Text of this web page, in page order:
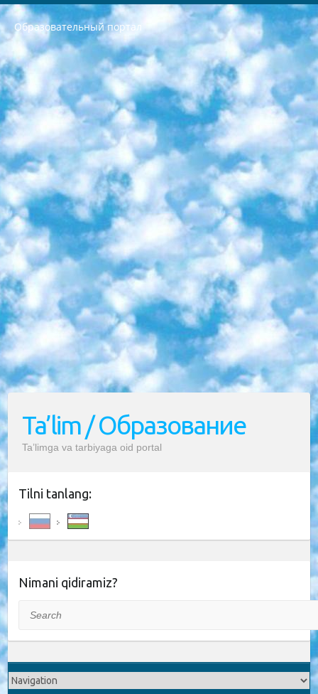
Образовательный портал
РЕСПУБЛИКА УЗБЕКИСТАН МИНИСТРЕРСТВО ДОШКОЛЬНОГО И ШКОЛЬНОГО ОБРАЗОВАНИЯ КОМАНДА в общеобразовательных учреждениях в 2023-2024 учебном году организация и проведение итоговой государственной аттестации обучающихся о Министра дошкольного и школьного образования Республики Узбекистан от 4 марта 2008 года (постановлением Минюста от 20 марта 2008 года № 1778 государственной регистрации) «Итоговое состояние учащихся общего среднего образования на основании положения об утверждении положения об аттестации общего среднего образования выпускной экзамен студентов в образовательных учреждениях в 2023-2024 учебном году В целях организации и прохождения аттестации приказываю: 1. Следующее: перечень предметов, по которым будет проводиться итоговая государственная аттестация и экзамен формы перевода согласно приложению 1; сертификаты международного образца, оценивающие уровень владения иностранными языками перечень согласно приложению 2; 2. Педагогический при специализированных образовательных учреждениях. научно-практический центр квалификации и международной оценки (Д.Давидова) 2024 г. До 25 марта: задания по предметам, по которым будет проводиться итоговая аттестация разработка и утверждение технических условий; итоговая аттестация на основании разработанного предметного задания разработка вопросов по предметам (устно и письменно), экзамен передача; общеобразовательные средние школы и специальные учебные заведения учащиеся выпускных классов школ и интернатов в агентской системе подготовка базы данных экзаменационных материалов и критериев оценки; перевод базы экзаменационных материалов на все языки обучения подать в Республиканский образовательный центр для изготовления; варианты экзаменов на основе разработанных контрольных материалов пусть будут поставлены задачи формирования. 3. Республиканский образовательный центр (Ш.Худайкулов) до 5 апреля 2024 года. до: база данных предоставленных экзаменационных материалов на все языки обучения перевод и экспертиза; для слепых, слабовидящих, глухих, слабослышащих и умственно отсталых детей учащиеся выпускных классов специализированных школ и школ-интернатов база данных экзаменационных материалов на всех преподаваемых языках подготовка критериев оценки; специализированные школы для умственно отсталых детей и технологии для учащихся выпускных классов школ-интернатов разработка соответствующих рекомендаций и критериев проведения ЕГЭ по естествознанию давать задания. 4. Педагогический при специализированных образовательных учреждениях. Научно-практический центр навыков и международной оценки (Д.Давидова), Республика образовательный центр (Худайкулов Ш.) итоговый государственный аттестационный экзамен ориентирован на творческое и логическое мышление при подготовке базы материалов учитывать введение заданий. 5. Следует отметить, что: сертификат государственного образца о знании общеобразовательного предмета и как минимум национальный уровень B1 по предметам на иностранных языках, указанным в Приложении 2. или международно признанный сертификат эквивалентного уровня студенты, изучающие определенный предмет, освобождаются от экзамена; по соответствующим предметам запланирована итоговая государственная аттестация за день до дня, путем жеребьевки Рабочей группой (в письменной форме по предметам, проводимым в форме) из числа сформированных вариантов выбрано 2 варианта; 2 выбранных варианта экзамена анонсированы на официальном сайте министерства и все выпускники по всей стране на основе этих вариантов проводит итоговую государственную аттестацию. 6. Государственное образование учащихся средних общеобразовательных учреждений. знания в соответствии с квалификационными требованиями, которые необходимо приобрести на основании стандартов итоговый (выпускной) контроль для 9 и 11 классов в целях тестирования Экзамены (далее – экзамены) состоят из предметов, перечисленных в приложении 1. будет сделано. 7. Экзамены пройдут с 26 мая по 15 июня 2024 г. (кроме науки физического воспитания). 8. Физическая для учащихся 9 классов общесредних образовательных учреждений. Экзамены по предмету «Образование, квалификация медицина» 1-6 мая 2024 года. сотрудники перевести под присмотр (с отклонениями в физическом или умственном развитии) специализированная школа для детей, школы-интернаты и со сколиозом школы-интернаты санаторного типа для больных детей исключены). 9. Он был слепым, слабовидящим и имел нарушения опорно-двигательного аппарата. экзамены в специализированных школах и интернатах для детей должны проводиться исходя из требований, предъявляемых к общеобразовательным учреждениям (физкультура кроме науки). 10. Специализированная школа для глухих и слабослышащих детей. и экзамены в интернатах и быть реализован в виде письменного теста по математике. 11. Специальность для умственно отсталых детей. Для 9 класса Родной язык и литературное письмо Государственный язык (язык обучения – узбекский). для неклассов) написано Математическое письмо Письменная/устная история Узбекистана Физическое воспитание практично Итоговый контроль Для 11 класса Написание родного языка и литературы (эссе) Математическое письмо Узбекский язык (обучение на узбекском языке) не посещающее общее среднее образование для учреждений)/Образовательное учреждение выбор письменный и устный Иностранный язык письменный/устный Письменная/устная история Узбекистана *По выбору студента:  Химия  Физика  Основы государственного права  География 10 бесплатных образовательных ресурсов - Мы составили подборку онлайн-проектов с интерактивными упражнениями, видеолекциями и статьями. Они помогут вам обрести новые и освежить старые знания бесплатно. 1. «ИНТУИТ» Старейшая образовательная площадка Рунета. Здесь вы найдёте сотни текстовых и видеокурсов на десятки различных тем — от программирования до психологии. Многие курсы подготовлены российскими университетами и крупными международными компаниями вроде Intel и Microsoft. Самостоятельное обучение бесплатное, но желающие могут оплатить услуги персональных наставников. 2. «Смартия» знакомит с актуальными профессиями и подсказывает, как им обучаться. Выбрав заинтересовавшую вас специальность — SMM-специалист, фотограф, веб-дизайнер или другую, — увидите список необходимых для неё умений. Чтобы вы могли освоить их самостоятельно, для каждого умения площадка отображает подборку ссылок на учебные материалы. Хотя «Смартия» ориентируется на русскоязычную аудиторию, часть контента всё же доступна только на английском. 3. «Лекторий Физтеха» Проект Московского физико-технического института (Физтеха). С его помощью вы можете смотреть онлайн серии лекций, записанные на видео в этом вузе. В числе доступных предметов — физика, биология, химия, информационные технологии и другие. К некоторым лекциям администрация ресурса прилагает готовые конспекты, которые можно скачивать в PDF-формате. 4. ITMOcourses Онлайн-площадка Санкт-Петербургского национального исследовательского университета информационных технологий, механики и оптики (ИТМО). Ресурс предоставляет свободный доступ к курсам, разработанным в этом вузе. Каталог материалов разбит на четыре категории: «Оптические системы и технологии», «Приборостроение и робототехника», «Информационные технологии» и «Биотехнологии». Курсы состоят из видеолекций, интерактивных демонстраций и заданий. 5. «КиберЛенинка» Электронная научная библиотека открытого доступа. Каталог площадки регулярно обрастает текстами статей из различных научных изданий. Сгруппированные по журналам и рубрикам публикации можно читать онлайн или скачивать целиком в PDF-формате. Проект нацелен на популяризацию науки за счёт открытого доступа к качественной информации. 6. «ПостНаука» На этом ресурсе публикуют подборки видеолекций, составленные экспертами из разных отраслей и объединённые общими темами. Среди них, к примеру, есть серии «Биоинформатика и геномика», «Культура средневековой Скандинавии» и Cinema Studies о теории кино. Каждая подборка лекций — логически связанная история, рассказанная экспертом от первого лица. Кроме того, на сайте появляются научно-образовательные статьи и тесты на разные темы. 7. «Newочём» Команда проекта «Newочём» отбирает самые интересные тексты из англоязычных СМИ и переводит те из них, за которые голосуют участники сообщества «ВКонтакте». По большей части это научно-популярные статьи. Редакторы придумывают лишь заголовки, в остальном содержание переводов соответствует оригиналам. Полные тексты можно читать прямо в социальной сети. 8. InternetUrok Онлайн-база материалов по основным дисциплинам школьной программы. Информация на сайте структурирована по классам, предметам и темам (урокам). Каждый урок состоит из видеолекций и конспектов. Есть также интерактивные тренажёры и тесты для закрепления пройденного материала. Даже если вы давно окончили школу, возможность повторить программу старших классов всегда может пригодиться. 9. Edutainme Ещё один ресурс об образовании. В отличие от Newtonew, как мне кажется, Edutainme больше ориентируется на представителей индустрии: педагогов, предпринимателей, разработчиков образовательных проектов. Но и любой, кто просто стремится к саморазвитию, найдёт на сайте много полезного и интересного для себя. Например, информацию о новых курсах и образовательных сервисах. 10. Newtonew Онлайн-медиа об образовании и обучении в широком смысле. Авторы Newtonew пишут об инструментах, заведениях, тактиках и стратегиях, которые помогают учить других и получать новые знания самостоятельно. На этой площадке вы найдёте новости, обзоры, аналитические мат
Ta’lim / Образование
Ta’limga va tarbiyaga oid portal
Tilni tanlang:
Nimani qidiramiz?